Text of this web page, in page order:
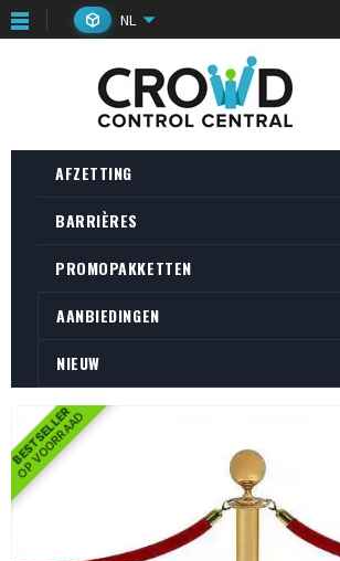
NL
AFZETTING
BARRIÈRES
PROMOPAKKETTEN
AANBIEDINGEN
NIEUW
BESTSELLER
OP VOORRAAD